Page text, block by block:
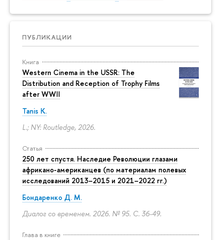
ПУБЛИКАЦИИ
Книга
Western Cinema in the USSR: The
Distribution and Reception of Trophy Films
after WWII
Tanis K.
L.; NY: Routledge, 2026.
Статья
250 лет спустя. Наследие Революции глазами
африкано-американцев (по материалам полевых
исследований 2013–2015 и 2021–2022 гг.)
Бондаренко Д. М.
Диалог со временем. 2026. № 95. С. 36-49.
Глава в книге